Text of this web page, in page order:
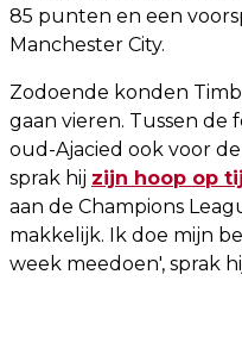
85 punten en een
Manchester City.
Zodoende konden
gaan vieren. Tussen de
oud-Ajacied ook voor
sprak hij zijn hoop op
aan de Champions
makkelijk. Ik doe mijn
week meedoen', sprak